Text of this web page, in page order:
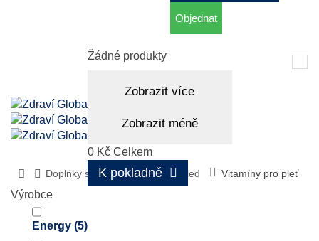
Košík
(prázdný)
Žádné produkty
Zobrazit více
Zobrazit méně
0 Kč Celkem
K pokladně
Objednat
Doplňky stravy Zdravý vzhled Vitamíny pro pleť
Výrobce
Energy (5)